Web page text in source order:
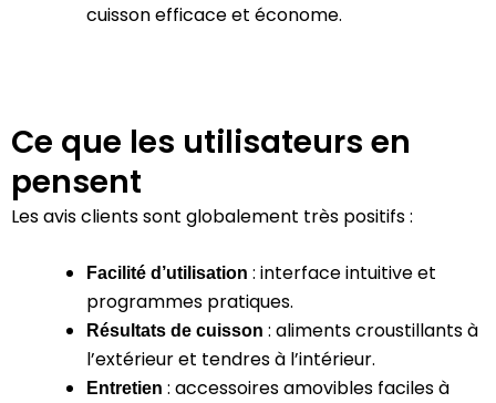
cuisson efficace et économe.
Ce que les utilisateurs en
pensent
Les avis clients sont globalement très positifs :
Facilité d’utilisation : interface intuitive et
programmes pratiques.
Résultats de cuisson : aliments croustillants à
l’extérieur et tendres à l’intérieur.
Entretien : accessoires amovibles faciles à